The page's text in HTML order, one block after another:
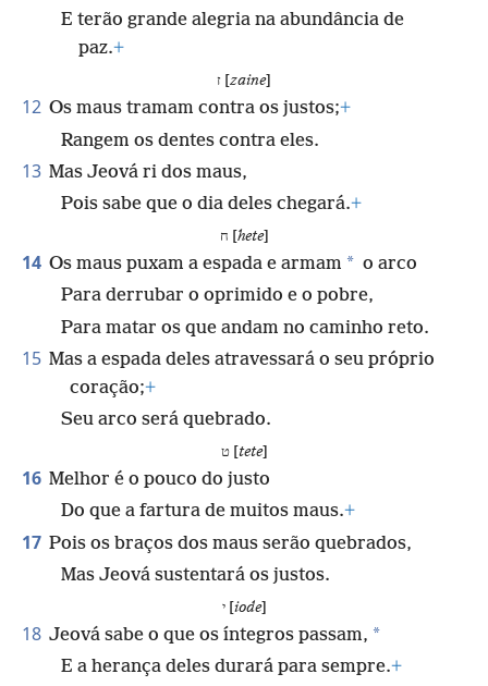
E terão grande alegria na abundância de
paz.+
zaine]
12 Os maus tramam contra os justos;+
Rangem os dentes contra eles.
13 Mas Jeová ri dos maus,
Pois sabe que o dia deles chegará.+
hete]
14 Os maus puxam a espada e armam * o arco
Para derrubar o oprimido e o pobre,
Para matar os que andam no caminho reto.
15 Mas a espada deles atravessará o seu próprio
coração;+
Seu arco será quebrado.
ט [ tete]
16 Melhor é o pouco do justo
Do que a fartura de muitos maus.+
17 Pois os braços dos maus serão quebrados,
Mas Jeová sustentará os justos.
י [iode]
18 Jeová sabe o que os íntegros passam, *
E a herança deles durará para sempre.+